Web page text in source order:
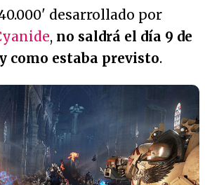
desarrollado por
, no saldrá el día 9 de
como estaba previsto.